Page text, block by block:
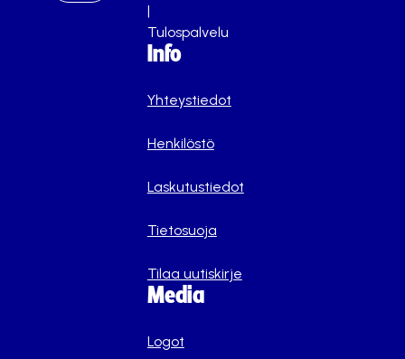
|
Tulospalvelu
Info
Yhteystiedot
Henkilöstö
Laskutustiedot
Tietosuoja
Tilaa uutiskirje
Media
Logot